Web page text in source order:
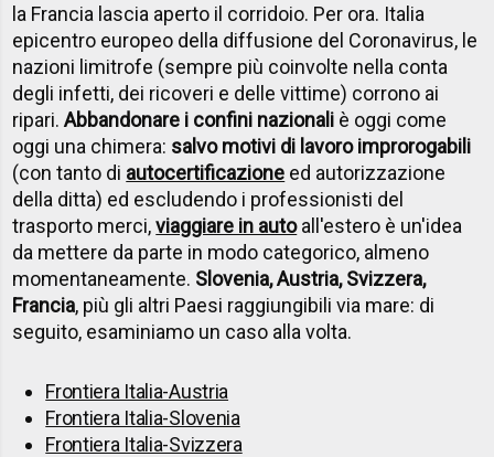
la Francia lascia aperto il corridoio. Per ora. Italia
epicentro europeo della diffusione del Coronavirus, le
nazioni limitrofe (sempre più coinvolte nella conta
degli infetti, dei ricoveri e delle vittime) corrono ai
ripari.Abbandonare i confini nazionali è oggi come
oggi una chimera: salvo motivi di lavoro improrogabili
(con tanto di autocertificazione ed autorizzazione
della ditta) ed escludendo i professionisti del
trasporto merci,viaggiare in autoall'estero è un'idea
da mettere da parte in modo categorico, almeno
momentaneamente. Slovenia, Austria, Svizzera,
Francia, più gli altri Paesi raggiungibili via mare: di
seguito, esaminiamo un caso alla volta.
Frontiera Italia-Austria
Frontiera Italia-Slovenia
Frontiera Italia-Svizzera